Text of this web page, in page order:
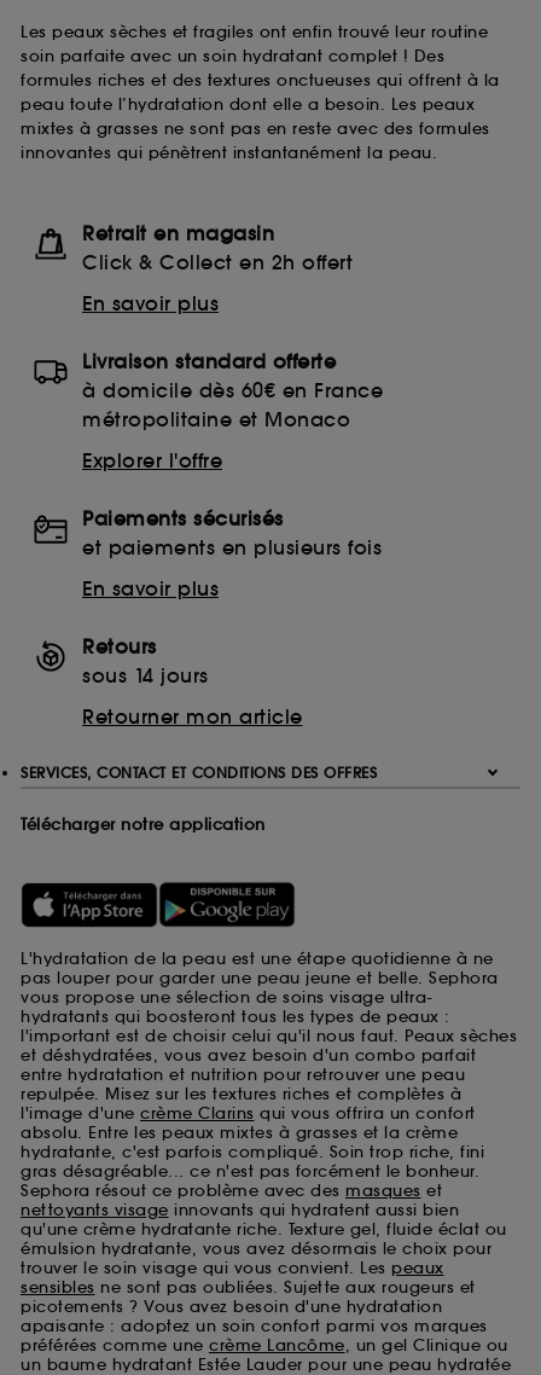
Les peaux sèches et fragiles ont enfin trouvé leur routine
soin parfaite avec un soin hydratant complet ! Des
formules riches et des textures onctueuses qui offrent à la
peau toute l’hydratation dont elle a besoin. Les peaux
mixtes à grasses ne sont pas en reste avec des formules
innovantes qui pénètrent instantanément la peau.
Retrait en magasin
Click & Collect en 2h offert
En savoir plus
Livraison standard offerte
à domicile dès 60€ en France
métropolitaine et Monaco
Explorer l'offre
Paiements sécurisés
et paiements en plusieurs fois
En savoir plus
Retours
sous 14 jours
Retourner mon article
SERVICES, CONTACT ET CONDITIONS DES OFFRES
Télécharger notre application
L'hydratation de la peau est une étape quotidienne à ne
pas louper pour garder une peau jeune et belle. Sephora
vous propose une sélection de soins visage ultra-
hydratants qui boosteront tous les types de peaux :
l'important est de choisir celui qu'il nous faut. Peaux sèches
et déshydratées, vous avez besoin d'un combo parfait
entre hydratation et nutrition pour retrouver une peau
repulpée. Misez sur les textures riches et complètes à
l'image d'une crème Clarins qui vous offrira un confort
absolu. Entre les peaux mixtes à grasses et la crème
hydratante, c'est parfois compliqué. Soin trop riche, fini
gras désagréable... ce n'est pas forcément le bonheur.
Sephora résout ce problème avec des masques et
nettoyants visage innovants qui hydratent aussi bien
qu'une crème hydratante riche. Texture gel, fluide éclat ou
émulsion hydratante, vous avez désormais le choix pour
trouver le soin visage qui vous convient. Les peaux
sensibles ne sont pas oubliées. Sujette aux rougeurs et
picotements ? Vous avez besoin d'une hydratation
apaisante : adoptez un soin confort parmi vos marques
préférées comme une crème Lancôme, un gel Clinique ou
un baume hydratant Estée Lauder pour une peau hydratée